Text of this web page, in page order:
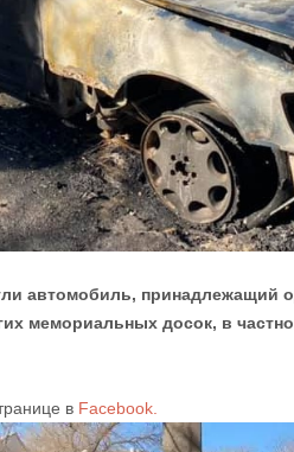
автомобиль, принадлежащий
мемориальных досок, в
в Facebook.